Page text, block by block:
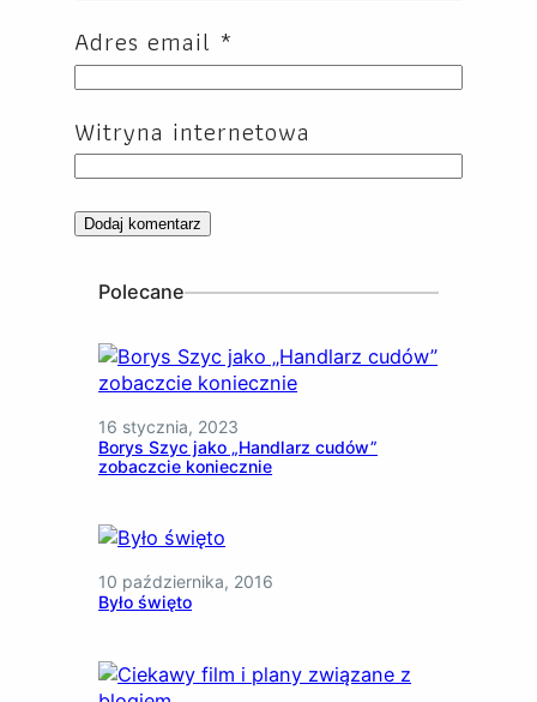
Adres email *
Witryna internetowa
Polecane
16 stycznia, 2023
Borys Szyc jako „Handlarz cudów”
zobaczcie koniecznie
10 października, 2016
Było święto